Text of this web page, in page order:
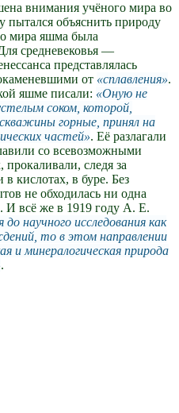
внимания учёного мира во
объяснить природу
мира яшма была
средневековья —
представлялась
от сплавления .
яшме писали:
Оную не
соком, которой,
горные, принял на
частей . Её разлагали
со всевозможными
следя за
кислотах, в буре. Без
не обходилась ни одна
И всё же в 1919 году А. Е.
научного исследования как
то в этом направлении
и минералогическая природа
.